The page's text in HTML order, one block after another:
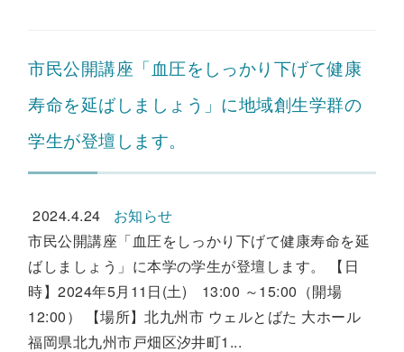
市民公開講座「血圧をしっかり下げて健康
寿命を延ばしましょう」に地域創生学群の
学生が登壇します。
2024.4.24
お知らせ
市民公開講座「血圧をしっかり下げて健康寿命を延
ばしましょう」に本学の学生が登壇します。 【日
時】2024年5月11日(土) 13:00 ～15:00（開場
12:00） 【場所】北九州市 ウェルとばた 大ホール
福岡県北九州市戸畑区汐井町1...